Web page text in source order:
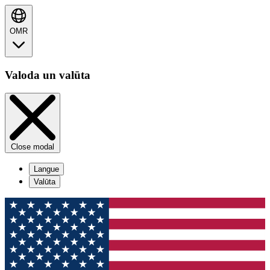
OMR
Valoda un valūta
Close modal
Langue
Valūta